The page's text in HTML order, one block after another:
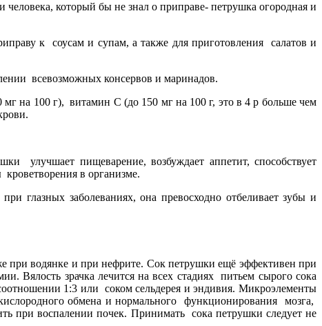
который бы не знал о приправе- петрушка огородная и
к соусам и супам, а также для приготовления салатов и
всевозможных консервов и маринадов.
на 100 г), витамин С (до 150 мг на 100 г, это в 4 р больше чем
улучшает пищеварение, возбуждает аппетит, способствует
в организме.
глазных заболеваниях, она превосходно отбеливает зубы и
при водянке и при нефрите. Сок петрушки ещё эффективен при
Вялость зрачка лечится на всех стадиях питьем сырого сока
1:3 или соком сельдерея и эндивия. Микроэлементы
обмена и нормального функционирования мозга,
при воспалении почек. Принимать сока петрушки следует не